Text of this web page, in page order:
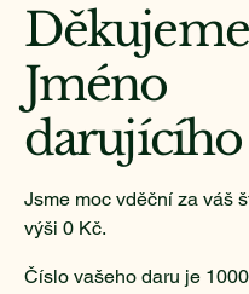
Jméno
darujícího
Jsme moc vděční za váš
výši 0 Kč.
Číslo vašeho daru je